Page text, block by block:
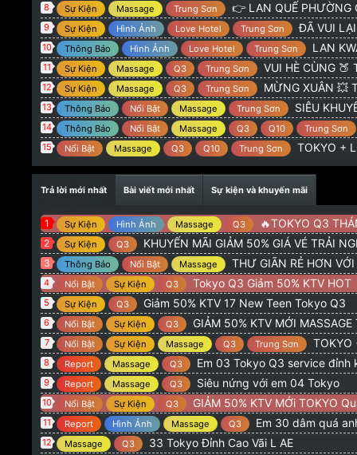
@ orionvt15:alo 8/2/26
@ Trọng Hiếu:Tokio q3 có khuyên mãi giảm gia ve ko ad
8 Sự Kiện Massage Trung Sơn 👉 LAN QUẾ PHƯỜNG
9 Sự Kiện Hình Ảnh Love Hotel Trung Sơn ĐÃ VUI LẠI CÓ
10 Thông Báo Hình Ảnh Love Hotel Trung Sơn LAN KWAI
11 Sự Kiện Massage Q3 Trung Sơn VUI HÈ CÙNG 🍑
12 Sự Kiện Massage Q3 Trung Sơn MỪNG XUÂN 💥 TOKYO
13 Thông Báo Nổi Bật Massage Trung Sơn SIÊU
14 Thông Báo Nổi Bật Massage Q3 Q10
Trung Sơn
15
Nổi Bật Massage Q3 Q10 Trung Sơn TOKYO +
Trả lời mới nhất Bài viết mới nhất Sự kiện và khuyến mãi
1 Sự Kiện Hình Ảnh Massage Q3 🔥TOKYO Q3 THÁNG 5 :
2 Sự Kiện Q3 KHUYẾN MÃI GIẢM 50% GIÁ VÉ TRẢI
3 Thông Báo Nổi Bật Massage THƯ GIÃN RẺ HƠN
4 Nổi Bật Sự Kiện Q3 Tokyo Q3 Giảm 50% KTV HOT
5 Sự Kiện Q3 Giảm 50% KTV 17 New Teen Tokyo Q3
6 Nổi Bật Sự Kiện Q3 GIẢM 50% KTV MỚI
7 Nổi Bật Sự Kiện Massage Q3 Trung Sơn TOKYO + LQP
8 Report Massage Q3 Em 03 Tokyo Q3 service đỉnh
9 Report Massage Q3 Siêu nứng với em 04 Tokyo
10 Nổi Bật Sự Kiện Q3 GIẢM 50% KTV MỚi TOKYO
11 Report Hình Ảnh Massage Q3 Em 30 dâm quá
12 Massage Q3 33 Tokyo Đỉnh Cao Vãi L AE